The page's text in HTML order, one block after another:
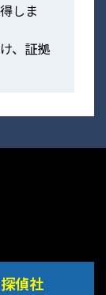
しま
、証拠
偵社